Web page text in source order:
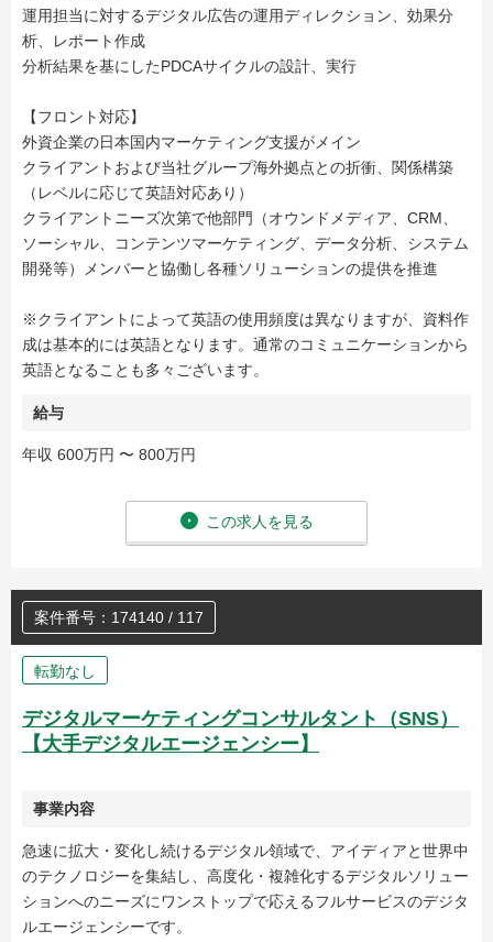
運用担当に対するデジタル広告の運用ディレクション、効果分
析、レポート作成
分析結果を基にしたPDCAサイクルの設計、実行
【フロント対応】
外資企業の日本国内マーケティング支援がメイン
クライアントおよび当社グループ海外拠点との折衝、関係構築
（レベルに応じて英語対応あり）
クライアントニーズ次第で他部門（オウンドメディア、CRM、
ソーシャル、コンテンツマーケティング、データ分析、システム
開発等）メンバーと協働し各種ソリューションの提供を推進
※クライアントによって英語の使用頻度は異なりますが、資料作
成は基本的には英語となります。通常のコミュニケーションから
英語となることも多々ございます。
給与
年収 600万円 〜 800万円
この求人を見る
案件番号：174140 / 117
転勤なし
デジタルマーケティングコンサルタント（SNS）
【大手デジタルエージェンシー】
事業内容
急速に拡大・変化し続けるデジタル領域で、アイディアと世界中
のテクノロジーを集結し、高度化・複雑化するデジタルソリュー
ションへのニーズにワンストップで応えるフルサービスのデジタ
ルエージェンシーです。